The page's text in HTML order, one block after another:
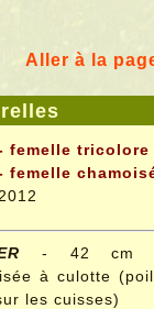
Aller à la
femelle
femelle
- 42 cm
à culotte
les cuisses)